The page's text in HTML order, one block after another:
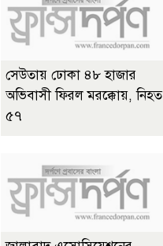
সেউতায় ঢোকা ৪৮ হাজার
অভিবাসী ফিরল মরক্কোয়, নিহত
৫৭